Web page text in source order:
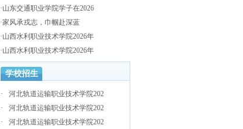
·山东交通职业学院学子在2026
·家风承戎志，巾帼赴深蓝
·山西水利职业技术学院2026年
·山西水利职业技术学院2026年
学校招生
·
河北轨道运输职业技术学院202
·
河北轨道运输职业技术学院202
·
河北轨道运输职业技术学院202